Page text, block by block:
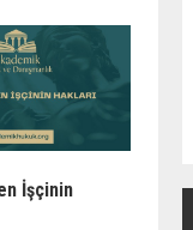
İşçinin